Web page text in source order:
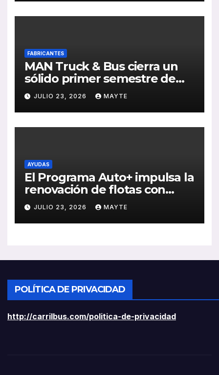
FABRICANTES
MAN Truck & Bus cierra un
sólido primer semestre de
2026 con crecimiento en
ventas, pedidos y
rentabilidad
JULIO 23, 2026 MAYTE
AYUDAS
El Programa Auto+ impulsa la
renovación de flotas con
ayudas a vehículos eléctricos
ligeros
JULIO 23, 2026 MAYTE
POLÍTICA DE PRIVACIDAD
http://carrilbus.com/politica-de-privacidad